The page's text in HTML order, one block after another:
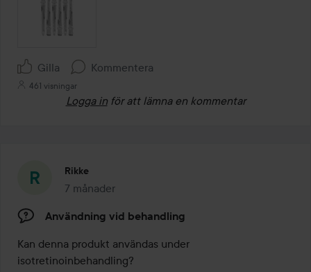
Gilla Kommentera
461 visningar
Logga in för att lämna en kommentar
Rikke
7 månader
Inlägget skapades 7 månader
Användning vid behandling
Kan denna produkt användas under
isotretinoinbehandling?